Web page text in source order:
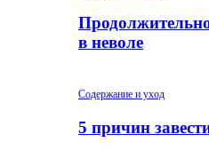
в неволе
Содержание и уход
5 причин